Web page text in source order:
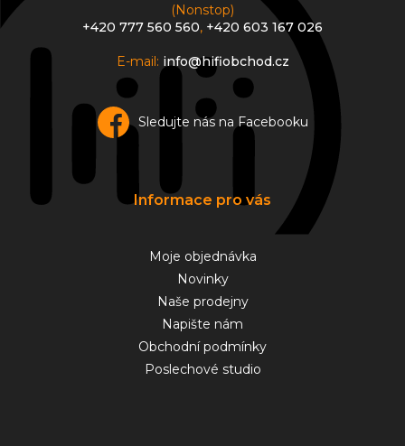
(Nonstop)
+420 777 560 560, +420 603 167 026
E-mail: info@hifiobchod.cz
Sledujte nás na Facebooku
Informace pro vás
Moje objednávka
Novinky
Naše prodejny
Napište nám
Obchodní podmínky
Poslechové studio